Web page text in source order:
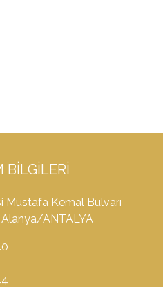
BILGILERI
Mustafa Kemal Bulvarı
ANTALYA